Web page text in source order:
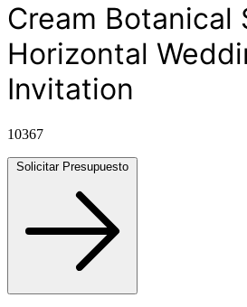
Cream Botanical
Horizontal
Invitation
10367